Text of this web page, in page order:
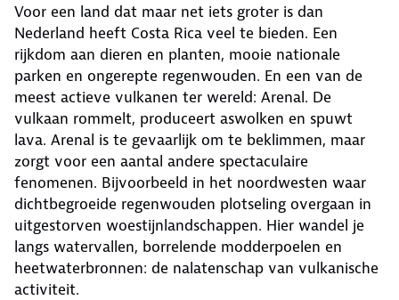
Voor een land dat maar net iets groter is dan
Nederland heeft Costa Rica veel te bieden. Een
rijkdom aan dieren en planten, mooie nationale
parken en ongerepte regenwouden. En een van de
meest actieve vulkanen ter wereld: Arenal. De
vulkaan rommelt, produceert aswolken en spuwt
lava. Arenal is te gevaarlijk om te beklimmen, maar
zorgt voor een aantal andere spectaculaire
fenomenen. Bijvoorbeeld in het noordwesten waar
dichtbegroeide regenwouden plotseling overgaan in
uitgestorven woestijnlandschappen. Hier wandel je
langs watervallen, borrelende modderpoelen en
heetwaterbronnen: de nalatenschap van vulkanische
activiteit.